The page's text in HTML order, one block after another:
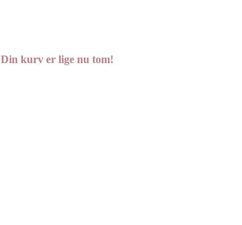
Din kurv er lige nu tom!